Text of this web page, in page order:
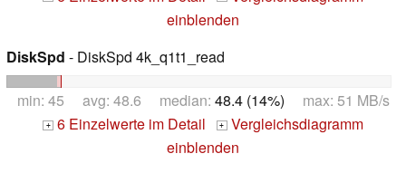
einblenden
DiskSpd - DiskSpd 4k_q1t1_read
min: 45 avg: 48.6 median: 48.4 (14%) max: 51 MB/s
+ 6 Einzelwerte im Detail + Vergleichsdiagramm
einblenden